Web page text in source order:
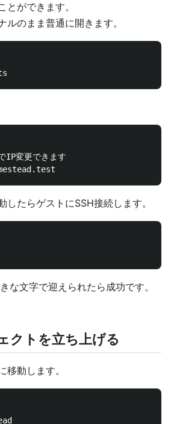
とができます。
ルのまま普通に開きます。
IP変更できます
したらゲストにSSH接続します。
な文字で迎えられたら成功です。
クトを立ち上げる
移動します。